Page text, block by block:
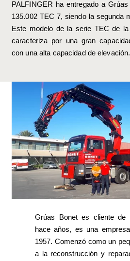
PALFINGER ha entregado a
135.002 TEC 7, siendo la segunda
Este modelo de la serie TEC de
caracteriza por una gran
con una alta capacidad de elevación.
Grúas Bonet es cliente de
hace años, es una
1957. Comenzó como un
a la reconstrucción y